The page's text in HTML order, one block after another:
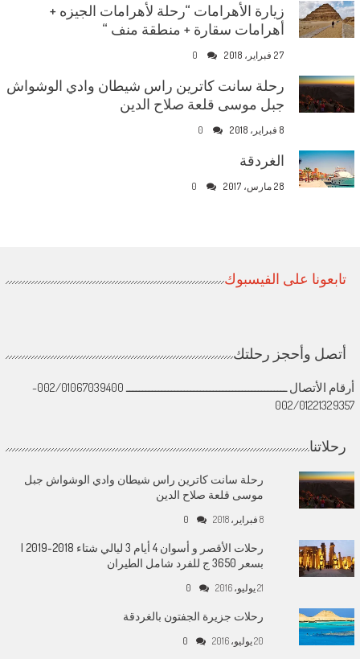
زيارة الأهرامات “رحلة لأهرامات الجيزه +
أهرامات سقارة + منطقة منف “
27 فبراير، 2018 0
رحلة سانت كاترين راس شيطان وادي الوشواش
جبل موسى قلعة صلاح الدين
8 فبراير، 2018 0
الغردقة
28 مارس، 2017 0
تابعونا على الفيسبوك
أتصل وأحجز رحلتك
أرقام الأتصال ــــــــــــــــــــــــــــــــــــــــــــــــــ 002/01067039400-
002/01221329357
رحلاتنا
رحلة سانت كاترين راس شيطان وادي الوشواش جبل
موسى قلعة صلاح الدين
8 فبراير، 2018 0
رحلات الأقصر و أسوان 4 أيام 3 ليالي شتاء 2018-2019 |
بسعر 3650 ج للفرد شامل الطيران
21 يوليو، 2016 0
رحلات جزيرة الجفتون بالغردقة
20 يوليو، 2016 0